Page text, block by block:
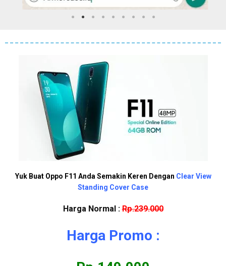
Yuk Buat Oppo F11 Anda Semakin Keren Dengan Clear View
Standing Cover Case
Harga Normal :Rp.239.000
Harga Promo :